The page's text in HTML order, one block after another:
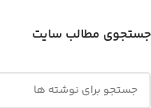
جستجوی مطالب سایت